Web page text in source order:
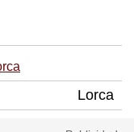
Lorca